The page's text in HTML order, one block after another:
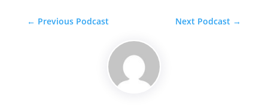
← Previous Podcast Next Podcast →